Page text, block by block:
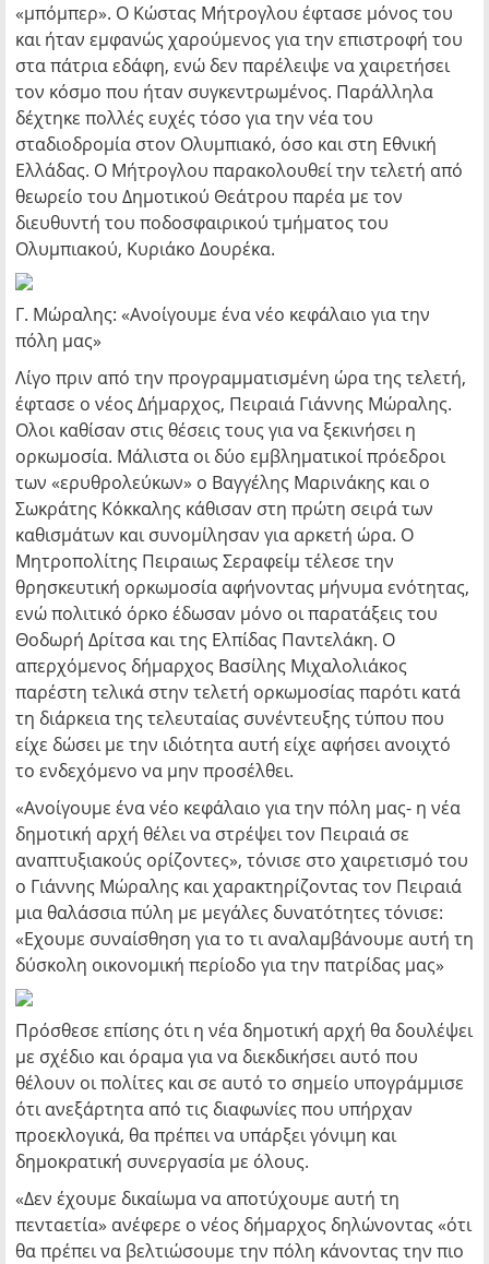
«μπόμπερ». Ο Κώστας Μήτρογλου έφτασε μόνος του
και ήταν εμφανώς χαρούμενος για την επιστροφή του
στα πάτρια εδάφη, ενώ δεν παρέλειψε να χαιρετήσει
τον κόσμο που ήταν συγκεντρωμένος. Παράλληλα
δέχτηκε πολλές ευχές τόσο για την νέα του
σταδιοδρομία στον Ολυμπιακό, όσο και στη Εθνική
Ελλάδας. Ο Μήτρογλου παρακολουθεί την τελετή από
θεωρείο του Δημοτικού Θεάτρου παρέα με τον
διευθυντή του ποδοσφαιρικού τμήματος του
Ολυμπιακού, Κυριάκο Δουρέκα.
Γ. Μώραλης: «Ανοίγουμε ένα νέο κεφάλαιο για την
πόλη μας»
Λίγο πριν από την προγραμματισμένη ώρα της τελετή,
έφτασε ο νέος Δήμαρχος, Πειραιά Γιάννης Μώραλης.
Ολοι καθίσαν στις θέσεις τους για να ξεκινήσει η
ορκωμοσία. Μάλιστα οι δύο εμβληματικοί πρόεδροι
των «ερυθρολεύκων» ο Βαγγέλης Μαρινάκης και ο
Σωκράτης Κόκκαλης κάθισαν στη πρώτη σειρά των
καθισμάτων και συνομίλησαν για αρκετή ώρα. Ο
Μητροπολίτης Πειραιως Σεραφείμ τέλεσε την
θρησκευτική ορκωμοσία αφήνοντας μήνυμα ενότητας,
ενώ πολιτικό όρκο έδωσαν μόνο οι παρατάξεις του
Θοδωρή Δρίτσα και της Ελπίδας Παντελάκη. Ο
απερχόμενος δήμαρχος Βασίλης Μιχαλολιάκος
παρέστη τελικά στην τελετή ορκωμοσίας παρότι κατά
τη διάρκεια της τελευταίας συνέντευξης τύπου που
είχε δώσει με την ιδιότητα αυτή είχε αφήσει ανοιχτό
το ενδεχόμενο να μην προσέλθει.
«Ανοίγουμε ένα νέο κεφάλαιο για την πόλη μας- η νέα
δημοτική αρχή θέλει να στρέψει τον Πειραιά σε
αναπτυξιακούς ορίζοντες», τόνισε στο χαιρετισμό του
ο Γιάννης Μώραλης και χαρακτηρίζοντας τον Πειραιά
μια θαλάσσια πύλη με μεγάλες δυνατότητες τόνισε:
«Εχουμε συναίσθηση για το τι αναλαμβάνουμε αυτή τη
δύσκολη οικονομική περίοδο για την πατρίδας μας»
Πρόσθεσε επίσης ότι η νέα δημοτική αρχή θα δουλέψει
με σχέδιο και όραμα για να διεκδικήσει αυτό που
θέλουν οι πολίτες και σε αυτό το σημείο υπογράμμισε
ότι ανεξάρτητα από τις διαφωνίες που υπήρχαν
προεκλογικά, θα πρέπει να υπάρξει γόνιμη και
δημοκρατική συνεργασία με όλους.
«Δεν έχουμε δικαίωμα να αποτύχουμε αυτή τη
πενταετία» ανέφερε ο νέος δήμαρχος δηλώνοντας «ότι
θα πρέπει να βελτιώσουμε την πόλη κάνοντας την πιο